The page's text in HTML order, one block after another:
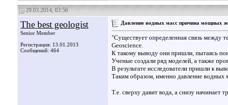
29.03.2014, 03:56
The best geologist
Senior Member
Регистрация: 13.01.2013
Сообщений: 464
Давление водных масс причина мощных
"Существует определенная связь между
Geoscience.
К такому выводу они пришли, пытаясь
Ученые создали ряд моделей, а также
В результате исследователи пришли к
Таким образом, именно давление
Т.е. сверху давит вода, а снизу начинает